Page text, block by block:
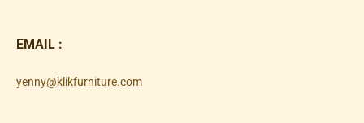
EMAIL :
yenny@klikfurniture.com